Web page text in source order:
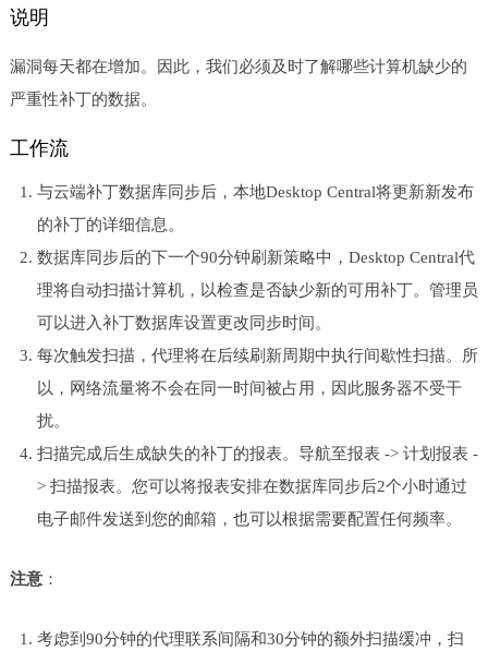
说明
漏洞每天都在增加。因此，我们必须及时了解哪些计算机缺少的
严重性补丁的数据。
工作流
与云端补丁数据库同步后，本地Desktop Central将更新新发布
的补丁的详细信息。
数据库同步后的下一个90分钟刷新策略中，Desktop Central代
理将自动扫描计算机，以检查是否缺少新的可用补丁。管理员
可以进入补丁数据库设置更改同步时间。
每次触发扫描，代理将在后续刷新周期中执行间歇性扫描。所
以，网络流量将不会在同一时间被占用，因此服务器不受干
扰。
扫描完成后生成缺失的补丁的报表。导航至报表 -> 计划报表 -
> 扫描报表。您可以将报表安排在数据库同步后2个小时通过
电子邮件发送到您的邮箱，也可以根据需要配置任何频率。
注意：
考虑到90分钟的代理联系间隔和30分钟的额外扫描缓冲，扫